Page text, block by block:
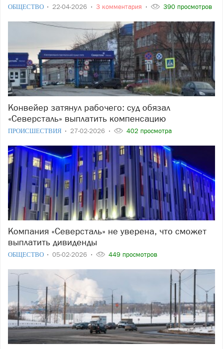
ОБЩЕСТВО 22-04-2026 3 комментария 390 просмотров
Конвейер затянул рабочего: суд обязал
«Северсталь» выплатить компенсацию
ПРОИСШЕСТВИЯ 27-02-2026 402 просмотра
Компания «Северсталь» не уверена, что сможет
выплатить дивиденды
ОБЩЕСТВО 05-02-2026 449 просмотров